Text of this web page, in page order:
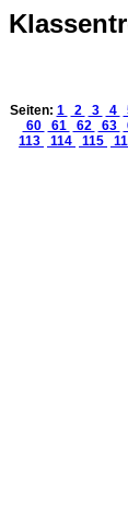
Seiten: 1 2 3 4
60
61 62 63
113
114 115